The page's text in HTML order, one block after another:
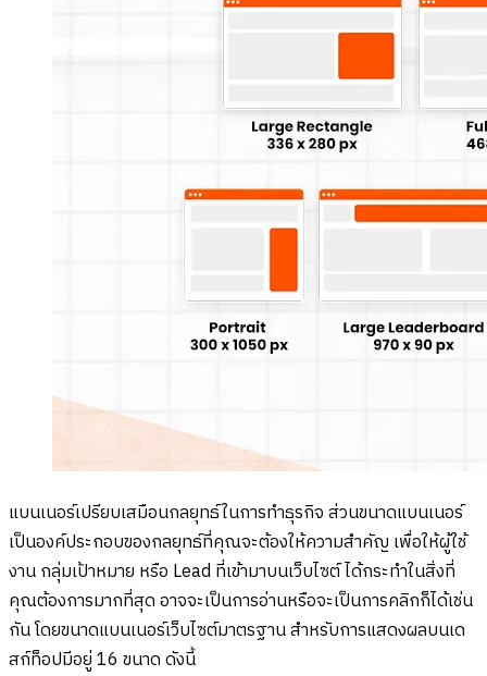
แบนเนอร์เปรียบเสมือนกลยุทธ์ในการทำธุรกิจ ส่วนขนาดแบนเนอร์
เป็นองค์ประกอบของกลยุทธ์ที่คุณจะต้องให้ความสำคัญ เพื่อให้ผู้ใช้
งาน กลุ่มเป้าหมาย หรือ Lead ที่เข้ามาบนเว็บไซต์ ได้กระทำในสิ่งที่
คุณต้องการมากที่สุด อาจจะเป็นการอ่านหรือจะเป็นการคลิกก็ได้เช่น
กัน โดยขนาดแบนเนอร์เว็บไซต์มาตรฐาน สำหรับการแสดงผลบนเด
สก์ท็อปมีอยู่ 16 ขนาด ดังนี้